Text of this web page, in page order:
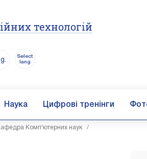
технологій
Select
lang
Наука Цифрові тренінги
Комп'ютерних наук /